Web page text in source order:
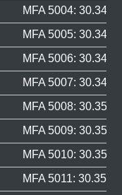
MFA 5004:
MFA 5005:
MFA 5006:
MFA 5007:
MFA 5008:
MFA 5009:
MFA 5010:
MFA 5011: 30.353,